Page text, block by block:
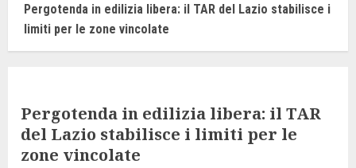
Pergotenda in edilizia libera: il TAR del Lazio stabilisce i
limiti per le zone vincolate
Pergotenda in edilizia libera: il TAR
del Lazio stabilisce i limiti per le
zone vincolate